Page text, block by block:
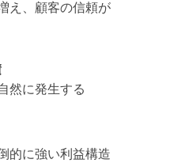
え、顧客の信頼が
然に発生する
的に強い利益構造